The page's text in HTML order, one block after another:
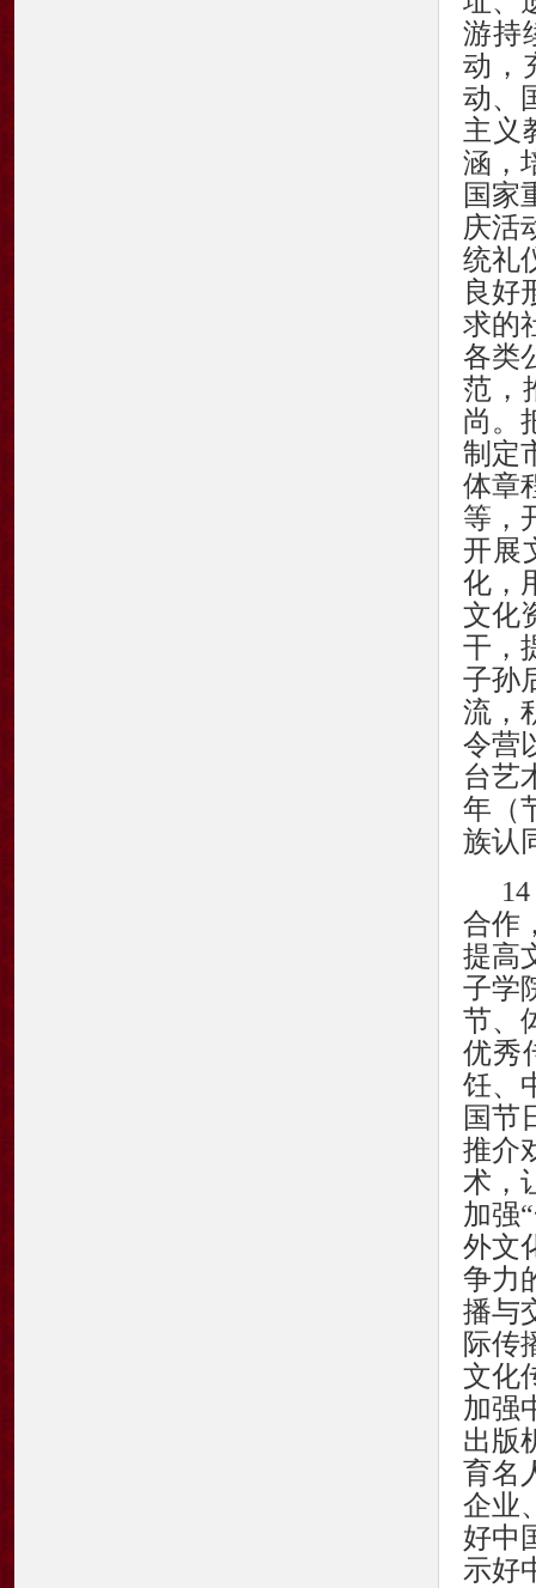
游持
动，
动、
主义
涵，
国家
庆活
统礼
良好
求的
各类
范，
尚。
制定
体章
等，
开展
化，
文化
干，
子孙
流，
令营
台艺
年（
族认
合作
提高
子学
节、
优秀
饪、
国节
推介
术，
加强
外文
争力
播与
际传
文化
加强
出版
育名
企业
好中
示好